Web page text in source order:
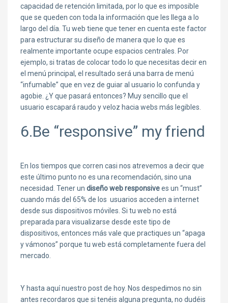
capacidad de retención limitada, por lo que es imposible
que se queden con toda la información que les llega a lo
largo del día. Tu web tiene que tener en cuenta este factor
para estructurar su diseño de manera que lo que es
realmente importante ocupe espacios centrales. Por
ejemplo, si tratas de colocar todo lo que necesitas decir en
el menú principal, el resultado será una barra de menú
“infumable” que en vez de guiar al usuario lo confunda y
agobie. ¿Y que pasará entonces? Muy sencillo que el
usuario escapará raudo y veloz hacia webs más legibles.
6.Be “responsive” my friend
En los tiempos que corren casi nos atrevemos a decir que
este último punto no es una recomendación, sino una
necesidad. Tener un diseño web responsivees un “must”
cuando más del 65% de los usuarios acceden a internet
desde sus dispositivos móviles. Si tu web no está
preparada para visualizarse desde este tipo de
dispositivos, entonces más vale que practiques un “apaga
y vámonos” porque tu web está completamente fuera del
mercado.
Y hasta aquí nuestro post de hoy. Nos despedimos no sin
antes recordaros que si tenéis alguna pregunta, no dudéis